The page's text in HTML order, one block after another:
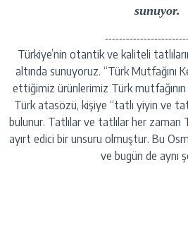
sunuyor.
Türkiye’nin otantik ve kaliteli
altında sunuyoruz. “Türk Mutfağını
ettiğimiz ürünlerimiz Türk
Türk atasözü, kişiye “tatlı yiyin ve
bulunur. Tatlılar ve tatlılar her zaman
ayırt edici bir unsuru olmuştur. Bu
ve bugün de aynı